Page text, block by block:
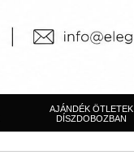
AJÁNDÉK ÖTLETEK
DÍSZDOBOZBAN